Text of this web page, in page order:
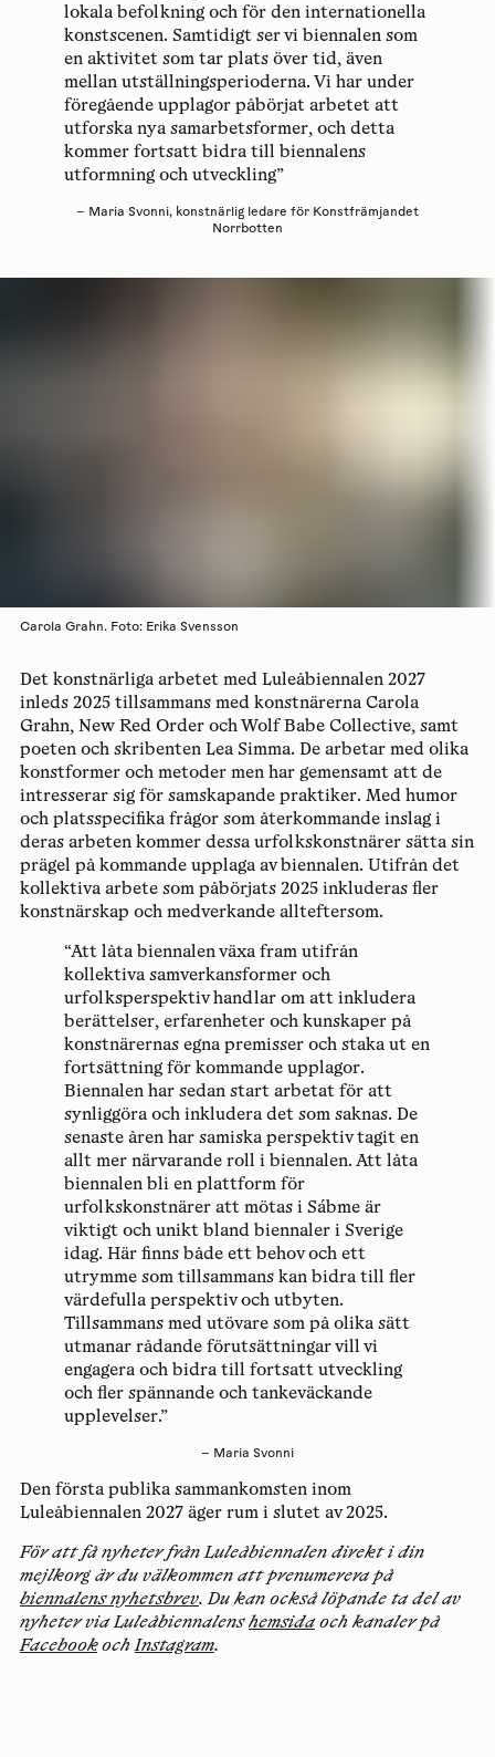
lokala befolkning och för den internationella
konstscenen. Samtidigt ser vi biennalen som
en aktivitet som tar plats över tid, även
mellan utställningsperioderna. Vi har under
föregående upplagor påbörjat arbetet att
utforska nya samarbetsformer, och detta
kommer fortsatt bidra till biennalens
utformning och utveckling”
– Maria Svonni, konstnärlig ledare för Konstfrämjandet
Norrbotten
Carola Grahn. Foto: Erika Svensson
Det konstnärliga arbetet med Luleåbiennalen 2027
inleds 2025 tillsammans med konstnärerna Carola
Grahn, New Red Orderoch Wolf Babe Collective, samt
poeten och skribenten Lea Simma. De arbetar med olika
konstformer och metoder men har gemensamt att de
intresserar sig för samskapande praktiker. Med humor
och platsspecifika frågor som återkommande inslag i
deras arbeten kommer dessa urfolkskonstnärer sätta sin
prägel på kommande upplaga av biennalen. Utifrån det
kollektiva arbete som påbörjats 2025 inkluderas fler
konstnärskap och medverkande allteftersom.
“Att låta biennalen växa fram utifrån
kollektiva samverkansformer och
urfolksperspektiv handlar om att inkludera
berättelser, erfarenheter och kunskaper på
konstnärernas egna premisser och staka ut en
fortsättning för kommande upplagor.
Biennalen har sedan start arbetat för att
synliggöra och inkludera det som saknas. De
senaste åren har samiska perspektiv tagit en
allt mer närvarande roll i biennalen. Att låta
biennalen bli en plattform för
urfolkskonstnärer att mötas i Sábme är
viktigt och unikt bland biennaler i Sverige
idag. Här finns både ett behov och ett
utrymme som tillsammans kan bidra till fler
värdefulla perspektiv och utbyten.
Tillsammans med utövare som på olika sätt
utmanar rådande förutsättningar vill vi
engagera och bidra till fortsatt utveckling
och fler spännande och tankeväckande
upplevelser.”
– Maria Svonni
Den första publika sammankomsten inom
Luleåbiennalen 2027 äger rum i slutet av 2025.
För att få nyheter från Luleåbiennalen direkt i din
mejlkorg är du välkommen att prenumerera på
biennalens nyhetsbrev. Du kan också löpande ta del av
nyheter via Luleåbiennalens hemsidaoch kanaler på
FacebookochInstagram.